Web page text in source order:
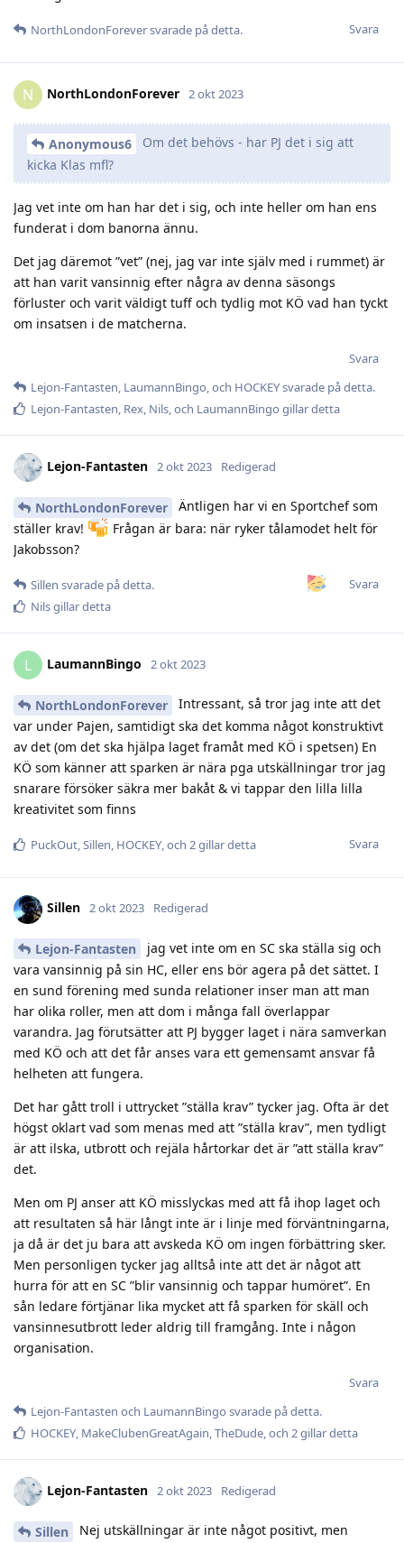
Svara
NorthLondonForeversvarade på detta.
N NorthLondonForever 2 okt 2023
Anonymous6
Om det behövs - har PJ det i sig att
kicka Klas mfl?
Jag vet inte om han har det i sig, och inte heller om han ens
funderat i dom banorna ännu.
Det jag däremot ”vet” (nej, jag var inte själv med i rummet) är
att han varit vansinnig efter några av denna säsongs
förluster och varit väldigt tuff och tydlig mot KÖ vad han tyckt
om insatsen i de matcherna.
Svara
Lejon-Fantasten, LaumannBingo, och HOCKEYsvarade på detta.
Lejon-Fantasten, Rex, Nils, och LaumannBingo gillar detta
Lejon-Fantasten 2 okt 2023 Redigerad
NorthLondonForever
Äntligen har vi en Sportchef som
ställer krav!
Frågan är bara: när ryker tålamodet helt för
Jakobsson?
Svara
Sillen svarade på detta.
Nilsgillar detta
L LaumannBingo 2 okt 2023
NorthLondonForever
Intressant, så tror jag inte att det
var under Pajen, samtidigt ska det komma något konstruktivt
av det (om det ska hjälpa laget framåt med KÖ i spetsen) En
KÖ som känner att sparken är nära pga utskällningar tror jag
snarare försöker säkra mer bakåt & vi tappar den lilla lilla
kreativitet som finns
Svara
PuckOut,Sillen, HOCKEY, och 2gillar detta
Sillen 2 okt 2023 Redigerad
Lejon-Fantasten
jag vet inte om en SC ska ställa sig och
vara vansinnig på sin HC, eller ens bör agera på det sättet. I
en sund förening med sunda relationer inser man att man
har olika roller, men att dom i många fall överlappar
varandra. Jag förutsätter att PJ bygger laget i nära samverkan
med KÖ och att det får anses vara ett gemensamt ansvar få
helheten att fungera.
Det har gått troll i uttrycket ”ställa krav” tycker jag. Ofta är det
högst oklart vad som menas med att ”ställa krav”, men tydligt
är att ilska, utbrott och rejäla hårtorkar det är ”att ställa krav”
det.
Men om PJ anser att KÖ misslyckas med att få ihop laget och
att resultaten så här långt inte är i linje med förväntningarna,
ja då är det ju bara att avskeda KÖ om ingen förbättring sker.
Men personligen tycker jag alltså inte att det är något att
hurra för att en SC ”blir vansinnig och tappar humöret”. En
sån ledare förtjänar lika mycket att få sparken för skäll och
vansinnesutbrott leder aldrig till framgång. Inte i någon
organisation.
Svara
Lejon-Fantasten och LaumannBingo svarade på detta.
HOCKEY, MakeClubenGreatAgain,TheDude, och 2gillar detta
Lejon-Fantasten 2 okt 2023 Redigerad
Sillen
Nej utskällningar är inte något positivt, men